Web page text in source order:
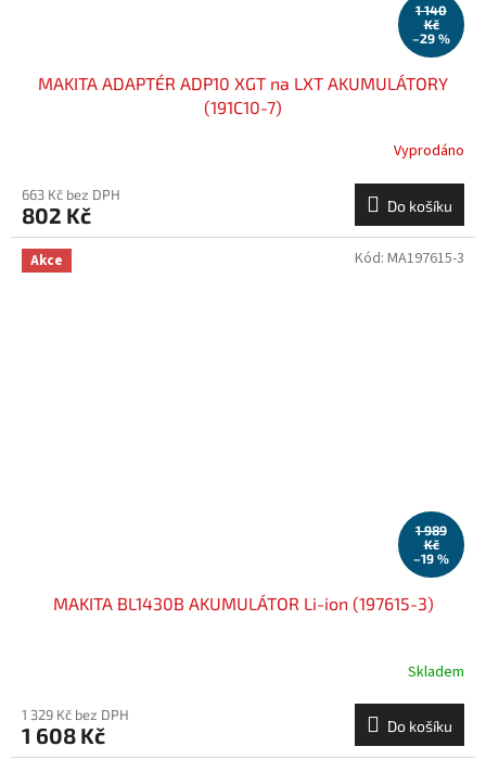
1 140
Kč
–29 %
MAKITA ADAPTÉR ADP10 XGT na LXT AKUMULÁTORY
(191C10-7)
Vyprodáno
663 Kč bez DPH
802 Kč Do košíku
Akce
1 989
Kč
–19 %
MAKITA BL1430B AKUMULÁTOR Li-ion (197615-3)
Skladem
1 329 Kč bez DPH
1 608 Kč Do košíku
Kód: MA197615-3